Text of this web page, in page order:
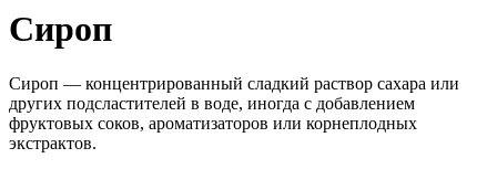
Сироп
Сироп — концентрированный сладкий раствор сахара или
других подсластителей в воде, иногда с добавлением
фруктовых соков, ароматизаторов или корнеплодных
экстрактов.